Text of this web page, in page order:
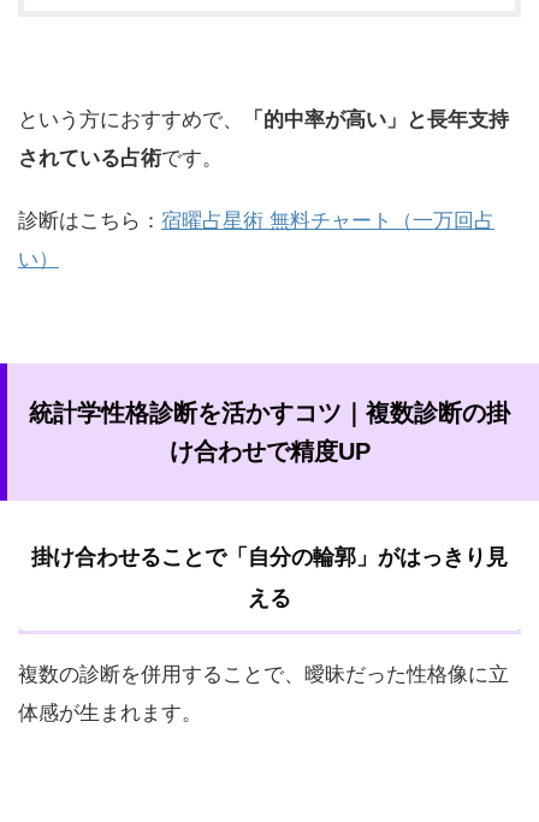
という方におすすめで、
「的中率が高い」と長年支持
されている占術です。
診断はこちら： 宿曜占星術 無料チャート（一万回占
い）
統計学性格診断を活かすコツ｜複数診断の掛
け合わせで精度UP
掛け合わせることで「自分の輪郭」がはっきり見
える
複数の診断を併用することで、曖昧だった性格像に立
体感が生まれます。